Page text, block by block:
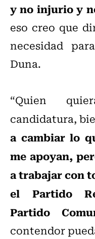
y no injurio y
eso creo que
necesidad
Duna.
“Quien
candidatura,
a cambiar lo
me apoyan,
a trabajar con
el Partido
Partido
contendor